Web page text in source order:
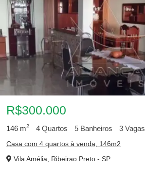
R$300.000
146 m2 4 Quartos 5 Banheiros 3 Vagas
Casa com 4 quartos à venda, 146m2
Vila Amélia, Ribeirao Preto - SP